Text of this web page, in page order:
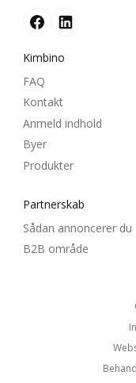
Kimbino
FAQ
Kontakt
Anmeld indhold
Byer
Produkter
Partnerskab
Sådan annoncerer du
B2B område